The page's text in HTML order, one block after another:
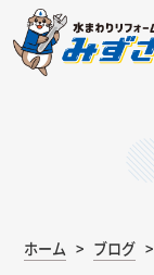
ホーム ブログ